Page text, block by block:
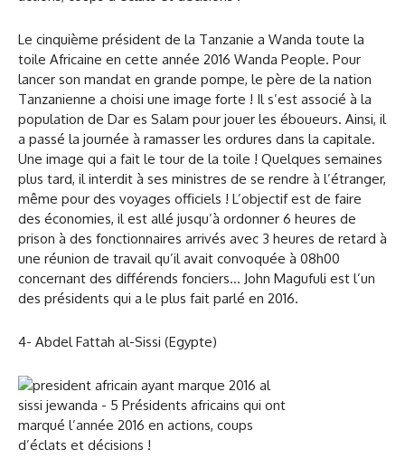
Le cinquième président de la Tanzanie a Wanda toute la
toile Africaine en cette année 2016 Wanda People. Pour
lancer son mandat en grande pompe, le père de la nation
Tanzanienne a choisi une image forte ! Il s’est associé à la
population de Dar es Salam pour jouer les éboueurs. Ainsi, il
a passé la journée à ramasser les ordures dans la capitale.
Une image qui a fait le tour de la toile ! Quelques semaines
plus tard, il interdit à ses ministres de se rendre à l’étranger,
même pour des voyages officiels ! L’objectif est de faire
des économies, il est allé jusqu’à ordonner 6 heures de
prison à des fonctionnaires arrivés avec 3 heures de retard à
une réunion de travail qu’il avait convoquée à 08h00
concernant des différends fonciers… John Magufuli est l’un
des présidents qui a le plus fait parlé en 2016.
4- Abdel Fattah al-Sissi (Egypte)